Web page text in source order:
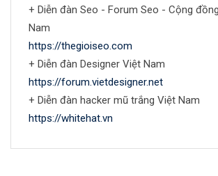
+ Diễn đàn Seo - Forum Seo - Cộng
Nam
https://thegioiseo.com
+ Diễn đàn Designer Việt Nam
https://forum.vietdesigner.net
+ Diễn đàn hacker mũ trắng Việt Nam
https://whitehat.vn